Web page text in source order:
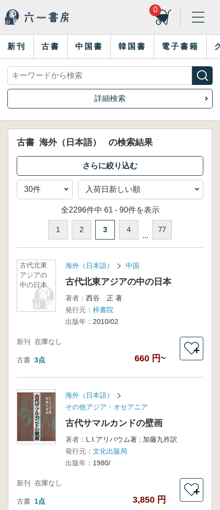
0
新刊 古書 中国書 韓国書 電子書籍
詳細検索
古書 海外（日本語） の検索結果
全2296件中 61 - 90件を表示
1 2 3 4
...
77
古代北東
アジアの
中の日本
海外（日本語） 中国
古代北東アジアの中の日本
著者： 西谷 正 著
発行元： 梓書院
出版年： 2010/02
新刊 在庫なし
古書 3点 660 円~
＋
海外（日本語）
その他アジア・オセアニア
古代サマルカンドの壁画
著者： L.I.アリバウム著 ; 加藤九祚訳
発行元： 文化出版局
出版年： 1980/
新刊 在庫なし
古書 1点 3,850 円
＋